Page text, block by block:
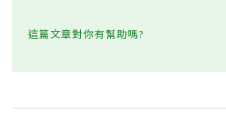
這篇文章對你有幫助嗎?